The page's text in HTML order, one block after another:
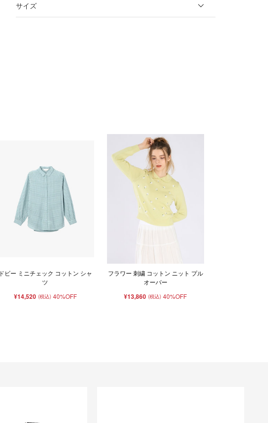
サイズ
ドビー ミニチェック コットン シャ
ツ
¥14,520 (税込) 40%OFF
フラワー 刺繍 コットン ニット プル
オーバー
¥13,860 (税込) 40%OFF